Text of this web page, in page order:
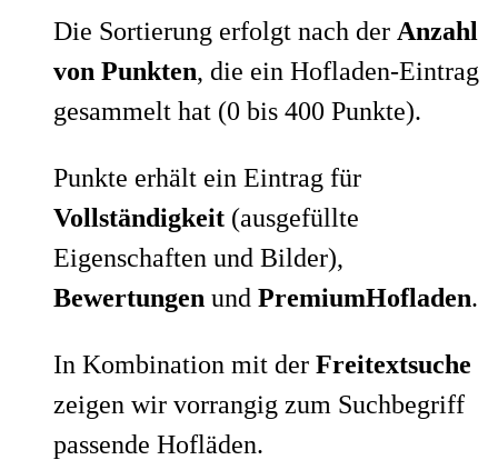
Die Sortierung erfolgt nach der Anzahl
von Punkten, die ein Hofladen-Eintrag
gesammelt hat (0 bis 400 Punkte).
Punkte erhält ein Eintrag für
Vollständigkeit (ausgefüllte
Eigenschaften und Bilder),
Bewertungen und PremiumHofladen.
In Kombination mit der Freitextsuche
zeigen wir vorrangig zum Suchbegriff
passende Hofläden.